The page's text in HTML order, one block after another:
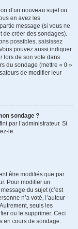
d’un nouveau sujet ou
en avez les
message (si vous ne
de créer des sondages).
possibles, saisissez
pouvez aussi indiquer
lors de son vote dans
du sondage (mettre « 0 »
de modifier leur
sondage ?
par l’administrateur. Si
le.
être modifiés que par
Pour modifier un
du sujet (c’est
n’a voté, l’auteur
seuls les
ou le supprimer. Ceci
en cours de sondage.